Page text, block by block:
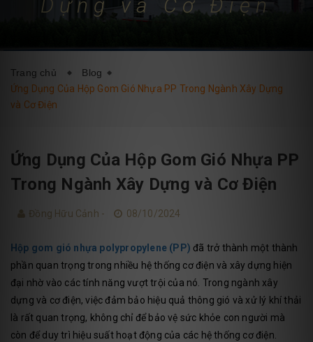
DỊCH VỤ BLOG LIÊN HỆ
Dựng và Cơ Điện
Trang chủ
Blog
Ứng Dụng Của Hộp Gom Gió Nhựa PP Trong Ngành Xây Dựng
và Cơ Điện
Ứng Dụng Của Hộp Gom Gió Nhựa PP
Trong Ngành Xây Dựng và Cơ Điện
Đồng Hữu Cảnh - 08/10/2024
Hộp gom gió nhựa polypropylene (PP) đã trở thành một thành
phần quan trọng trong nhiều hệ thống cơ điện và xây dựng hiện
đại nhờ vào các tính năng vượt trội của nó. Trong ngành xây
dựng và cơ điện, việc đảm bảo hiệu quả thông gió và xử lý khí thải
là rất quan trọng, không chỉ để bảo vệ sức khỏe con người mà
còn để duy trì hiệu suất hoạt động của các hệ thống cơ điện.